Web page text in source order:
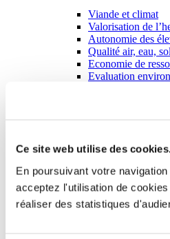
Ce site web utilise des
En poursuivant votre
acceptez l'utilisation de
réaliser des statistiques
Viande et climat
Valorisation de
Autonomie des
Qualité air, eau,
Economie de
Evaluation